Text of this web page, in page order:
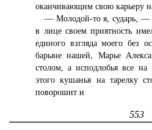
оканчивающим свою карьеру
— Молодой-то я, сударь, —
в лице своем приятность
единого взгляда моего без
барыне нашей, Марье
столом, а исподлобья все
этого кушанья на тарелку
поворошит и
553